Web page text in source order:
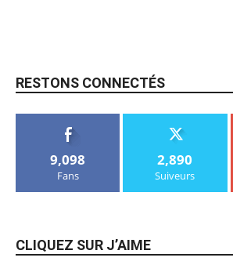
RESTONS CONNECTÉS
9,098
Fans
2,890
Suiveurs
CLIQUEZ SUR J’AIME